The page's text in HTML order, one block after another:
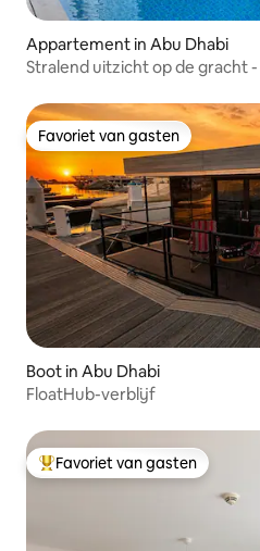
Appartement in Abu Dhabi
Stralend uitzicht op de gracht
Favoriet van gasten
Favoriet van gasten
Boot in Abu Dhabi
FloatHub-verblijf
Topfavoriet van gasten
Favoriet van gasten